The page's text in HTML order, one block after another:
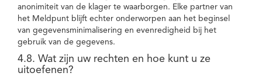
anonimiteit van de klager te waarborgen. Elke partner van
het Meldpunt blijft echter onderworpen aan het beginsel
van gegevensminimalisering en evenredigheid bij het
gebruik van de gegevens.
4.8. Wat zijn uw rechten en hoe kunt u ze
uitoefenen?